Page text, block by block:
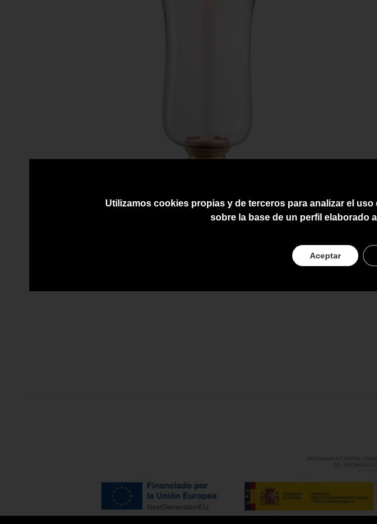
Utilizamos cookies propias y de terceros para analizar el
sobre la base de un perfil elaborado
Aceptar